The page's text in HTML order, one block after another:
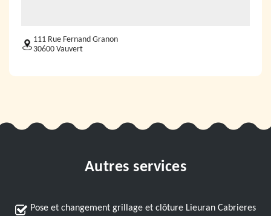
111 Rue Fernand Granon
30600 Vauvert
Autres services
Pose et changement grillage et clôture Lieuran Cabrieres